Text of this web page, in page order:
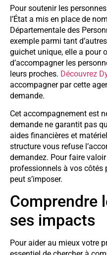
Pour soutenir les
l’État a mis en place de
Départementale des
exemple parmi tant
guichet unique, elle a pour
d’accompagner les
leurs proches. Découvrez
accompagner par cette
demande.
Cet accompagnement est
demande ne garantit pas
aides financières et
structure vous refuse
demandez. Pour faire
professionnels à vos côtés
peut s’imposer.
Comprendre
ses impacts
Pour aider au mieux votre